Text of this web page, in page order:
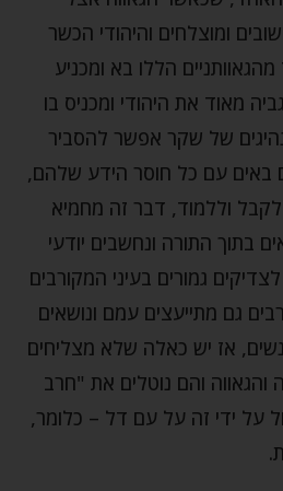
ומוצלחים והיהודי הכשר
הללו בא ומכניע
מאוד את היהודי ומכניס בו
של שקר אפשר להסביר
עם כל חוסר הידע שלהם,
וללמוד, דבר זה מחמיא
בתוך התורה ונחשבים יודעי
גמורים בעיני המקורבים
גם מתייעצים עמם ונושאים
אז יש כאלה שלא מצליחים
והם נוטלים את "חרב
על ידי זה על עם דל – כלומר,